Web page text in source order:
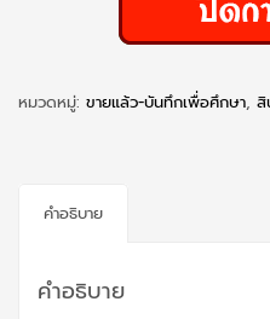
หมวดหมู่: ขายแล้ว-บันทึกเพื่อศึกษา, สิ
คำอธิบาย
คำอธิบาย